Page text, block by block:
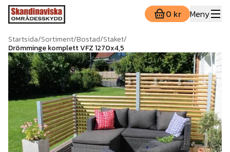
0 kr Meny
Startsida/Sortiment/Bostad/Staket/
Drömminge komplett VFZ 1270x4,5